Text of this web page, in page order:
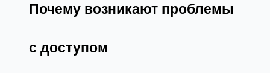
Почему возникают проблемы
с доступом